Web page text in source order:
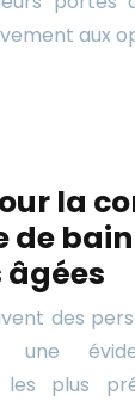
aux
la
de
âgées
des
une
les plus